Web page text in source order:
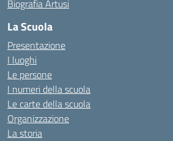
Biografia Artusi
La Scuola
Presentazione
I luoghi
Le persone
I numeri della scuola
Le carte della scuola
Organizzazione
La storia